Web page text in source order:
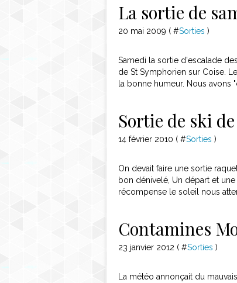
La sortie de
20 mai 2009 ( #Sorties )
Samedi la sortie d'escalade
de St Symphorien sur Coise.
la bonne humeur. Nous avons
Sortie de ski
14 février 2010 ( #Sorties )
On devait faire une sortie
bon dénivelé, Un départ et
récompense le soleil nous
Contamines
23 janvier 2012 ( #Sorties )
La météo annonçait du